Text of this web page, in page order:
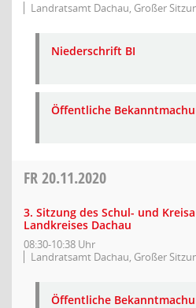
Landratsamt Dachau, Großer
Niederschrift BI
Öffentliche
FR20.11.2020
3. Sitzung des Schul- und
Landkreises Dachau
08:30-10:38 Uhr
Landratsamt Dachau, Großer
Öffentliche